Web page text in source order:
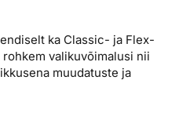
ka Classic- ja Flex-
valikuvõimalusi nii
muudatuste ja